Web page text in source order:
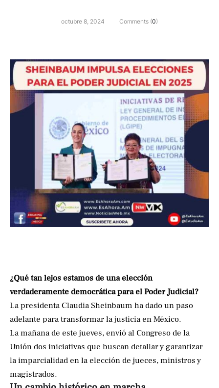
octubre 8, 2024 Comments (0)
¿Qué tan lejos estamos de una elección
verdaderamente democrática para el Poder Judicial?
La presidenta Claudia Sheinbaum ha dado un paso
adelante para transformar la justicia en México.
La mañana de este jueves, envió al Congreso de la
Unión dos iniciativas que buscan detallar y garantizar
la imparcialidad en la elección de jueces, ministros y
magistrados.